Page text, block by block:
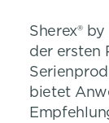
Sherex®
der ersten
bietet